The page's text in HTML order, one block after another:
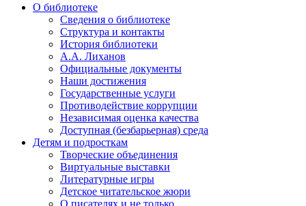
О библиотеке
Сведения о библиотеке
Структура и контакты
История библиотеки
А.А. Лиханов
Официальные документы
Наши достижения
Государственные услуги
Противодействие коррупции
Независимая оценка качества
Доступная (безбарьерная) среда
Детям и подросткам
Творческие объединения
Виртуальные выставки
Литературные игры
Детское читательское жюри
О писателях и не только